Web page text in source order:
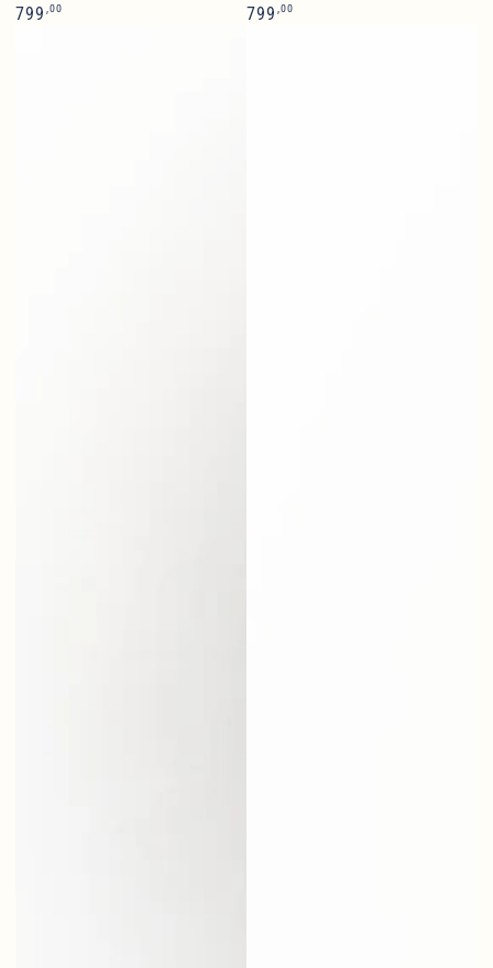
Normalpris
799 ,00 Normalpris
799 ,00